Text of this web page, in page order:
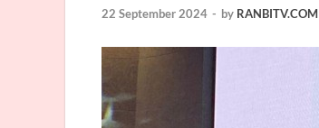
22 September 2024 - by RANBITV.COM